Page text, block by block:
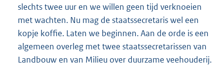
slechts twee uur en we willen geen tijd verknoeien
met wachten. Nu mag de staatssecretaris wel een
kopje koffie. Laten we beginnen. Aan de orde is een
algemeen overleg met twee staatssecretarissen van
Landbouw en van Milieu over duurzame veehouderij.